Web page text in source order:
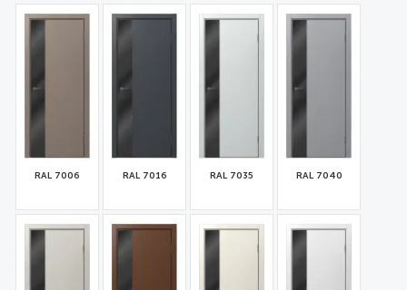
32260 32262 32263 32264
RAL 7006
32265
RAL 7016
32266
RAL 7035
32267
RAL 7040
32261